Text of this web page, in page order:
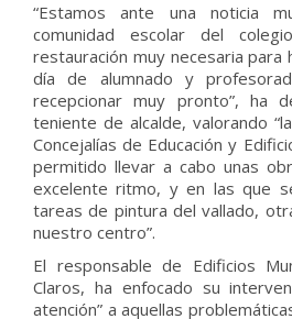
“Estamos ante una noticia
comunidad escolar del
restauración muy necesaria para
día de alumnado y
recepcionar muy pronto”, ha
teniente de alcalde, valorando
Concejalías de Educación y
permitido llevar a cabo unas
excelente ritmo, y en las que
tareas de pintura del vallado,
nuestro centro”.
El responsable de Edificios
Claros, ha enfocado su
atención” a aquellas